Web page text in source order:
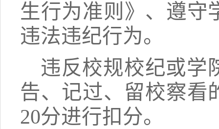
生行为准则》、遵守
违法违纪行为。
违反校规校纪或学
告、记过、留校察看
20分进行扣分。